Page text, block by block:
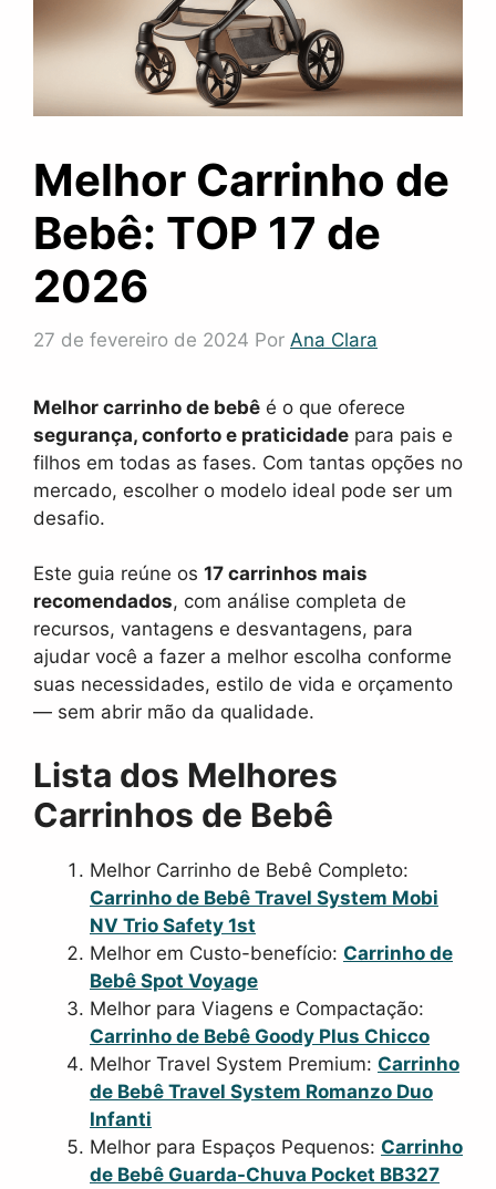
Melhor Carrinho de
Bebê: TOP 17 de
2026
27 de fevereiro de 2024 Por Ana Clara
Melhor carrinho de bebê é o que oferece
segurança, conforto e praticidade para pais e
filhos em todas as fases. Com tantas opções no
mercado, escolher o modelo ideal pode ser um
desafio.
Este guia reúne os 17 carrinhos mais
recomendados, com análise completa de
recursos, vantagens e desvantagens, para
ajudar você a fazer a melhor escolha conforme
suas necessidades, estilo de vida e orçamento
— sem abrir mão da qualidade.
Lista dos Melhores
Carrinhos de Bebê
Melhor Carrinho de Bebê Completo:
Carrinho de Bebê Travel System Mobi
NV Trio Safety 1st
Melhor em Custo-benefício: Carrinho de
Bebê Spot Voyage
Melhor para Viagens e Compactação:
Carrinho de Bebê Goody Plus Chicco
Melhor Travel System Premium: Carrinho
de Bebê Travel System Romanzo Duo
Infanti
Melhor para Espaços Pequenos: Carrinho
de Bebê Guarda-Chuva Pocket BB327